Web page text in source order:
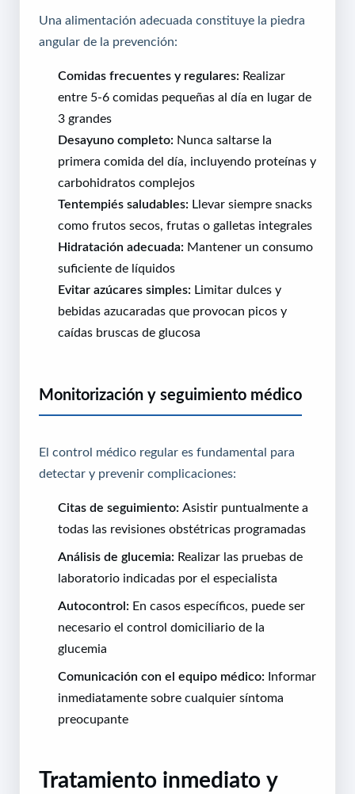
Una alimentación adecuada constituye la piedra
angular de la prevención:
Comidas frecuentes y regulares: Realizar
entre 5-6 comidas pequeñas al día en lugar de
3 grandes
Desayuno completo: Nunca saltarse la
primera comida del día, incluyendo proteínas y
carbohidratos complejos
Tentempiés saludables: Llevar siempre snacks
como frutos secos, frutas o galletas integrales
Hidratación adecuada: Mantener un consumo
suficiente de líquidos
Evitar azúcares simples: Limitar dulces y
bebidas azucaradas que provocan picos y
caídas bruscas de glucosa
Monitorización y seguimiento médico
El control médico regular es fundamental para
detectar y prevenir complicaciones:
Citas de seguimiento: Asistir puntualmente a
todas las revisiones obstétricas programadas
Análisis de glucemia: Realizar las pruebas de
laboratorio indicadas por el especialista
Autocontrol: En casos específicos, puede ser
necesario el control domiciliario de la
glucemia
Comunicación con el equipo médico: Informar
inmediatamente sobre cualquier síntoma
preocupante
Tratamiento inmediato y